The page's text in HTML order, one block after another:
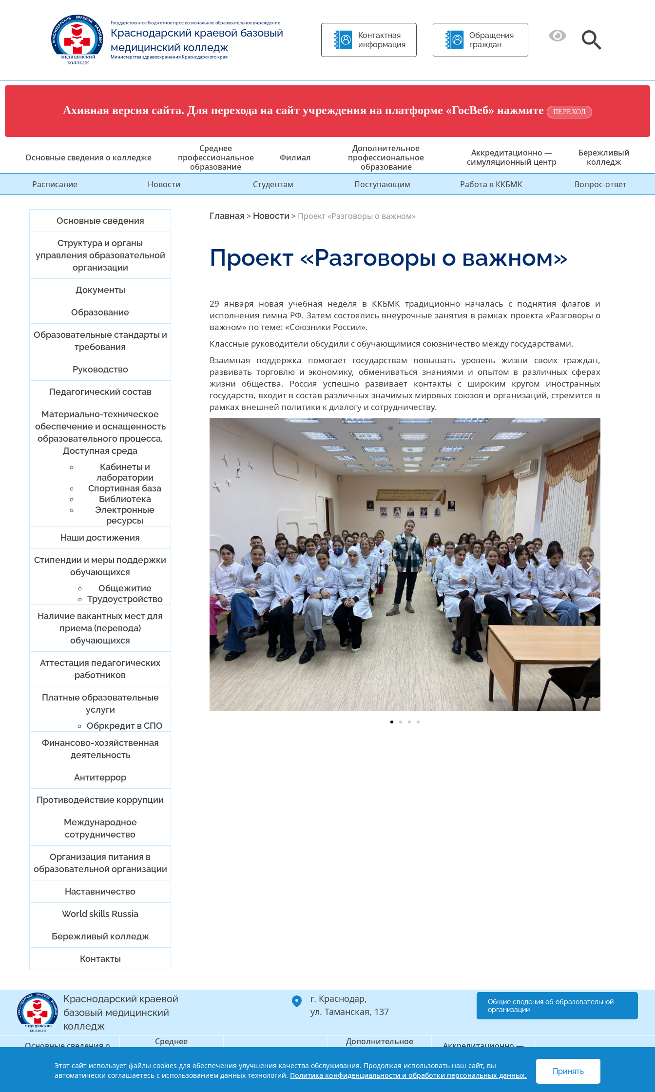
Государственное бюджетное профессиональное образовательное учреждение
Краснодарский краевой базовый
медицинский колледж
Министерства здравоохранения Краснодарского края
Контактная
информация
Обращения
граждан
Ахивная версия сайта. Для перехода на сайт учреждения на платформе «ГосВеб» нажмите ПЕРЕХОД
Основные сведения о колледже
Среднее
профессиональное
образование
Филиал
Дополнительное
профессиональное
образование
Аккредитационно —
симуляционный центр
Бережливый
колледж
Расписание Новости Студентам Поступающим Работа в ККБМК Вопрос-ответ
Основные сведения
Структура и органы
управления образовательной
организации
Документы
Образование
Образовательные стандарты и
требования
Руководство
Педагогический состав
Материально-техническое
обеспечение и оснащенность
образовательного процесса.
Доступная среда
Кабинеты и
лаборатории
Спортивная база
Библиотека
Электронные
ресурсы
Наши достижения
Стипендии и меры поддержки
обучающихся
Общежитие
Трудоустройство
Наличие вакантных мест для
приема (перевода)
обучающихся
Аттестация педагогических
работников
Платные образовательные
услуги
Обркредит в СПО
Финансово-хозяйственная
деятельность
Антитеррор
Противодействие коррупции
Международное
сотрудничество
Организация питания в
образовательной организации
Наставничество
World skills Russia
Бережливый колледж
Контакты
Главная > Новости > Проект «Разговоры о важном»
Проект «Разговоры о важном»
29 января новая учебная неделя в ККБМК традиционно началась с поднятия флагов и
исполнения гимна РФ. Затем состоялись внеурочные занятия в рамках проекта «Разговоры о
важном» по теме: «Союзники России».
Классные руководители обсудили с обучающимися союзничество между государствами.
Взаимная поддержка помогает государствам повышать уровень жизни своих граждан,
развивать торговлю и экономику, обмениваться знаниями и опытом в различных сферах
жизни общества. Россия успешно развивает контакты с широким кругом иностранных
государств, входит в состав различных значимых мировых союзов и организаций, стремится в
рамках внешней политики к диалогу и сотрудничеству.
Краснодарский краевой
базовый медицинский
колледж
г. Краснодар,
ул. Таманская, 137
Общие сведения об образовательной
организации
Основные сведения о
Среднее
профессиональное
Филиал
Дополнительное
профессиональное
Аккредитационно —
Бережливый колледж
© 2013-2021 Краснодарский краевой базовый медицинский колледжПолитика конфиденциальности и обработки персональных данных
Этот сайт использует файлы cookies для обеспечения улучшения качества обслуживания. Продолжая использовать наш сайт, вы
автоматически соглашаетесь с использованием данных технологий. Политика конфиденциальности и обработки персональных данных. Принять